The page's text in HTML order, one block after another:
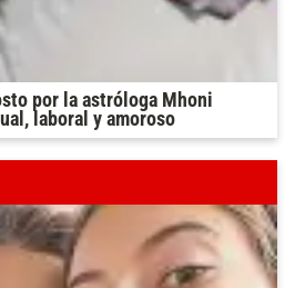
por la astróloga Mhoni
laboral y amoroso